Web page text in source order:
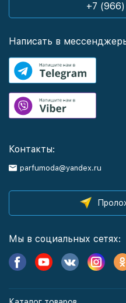
+7
Написать в
Контакты:
parfumoda@yandex.ru
Мы в социальных сетях: